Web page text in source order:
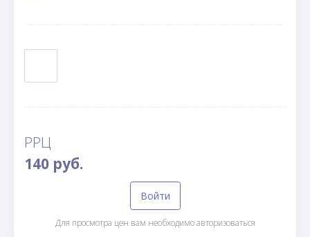
РРЦ
140 руб.
Войти
Для просмотра цен вам необходимо авторизоваться